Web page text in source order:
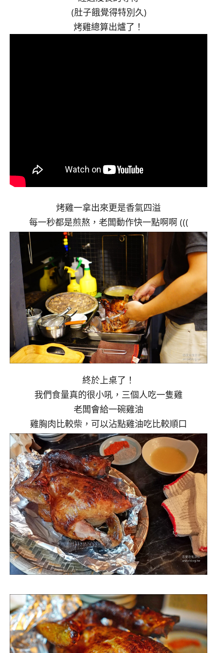
(肚子餓覺得特別久)
烤雞總算出爐了！
烤雞一拿出來更是香氣四溢
每一秒都是煎熬，老闆動作快一點啊啊 (((
終於上桌了！
我們食量真的很小吼，三個人吃一隻雞
老闆會給一碗雞油
雞胸肉比較柴，可以沾點雞油吃比較順口